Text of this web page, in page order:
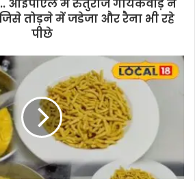
आईपीएल में रुतुराज गायकवाड़ ने
जिसे तोड़ने में जडेजा और रैना भी रहे
पीछे